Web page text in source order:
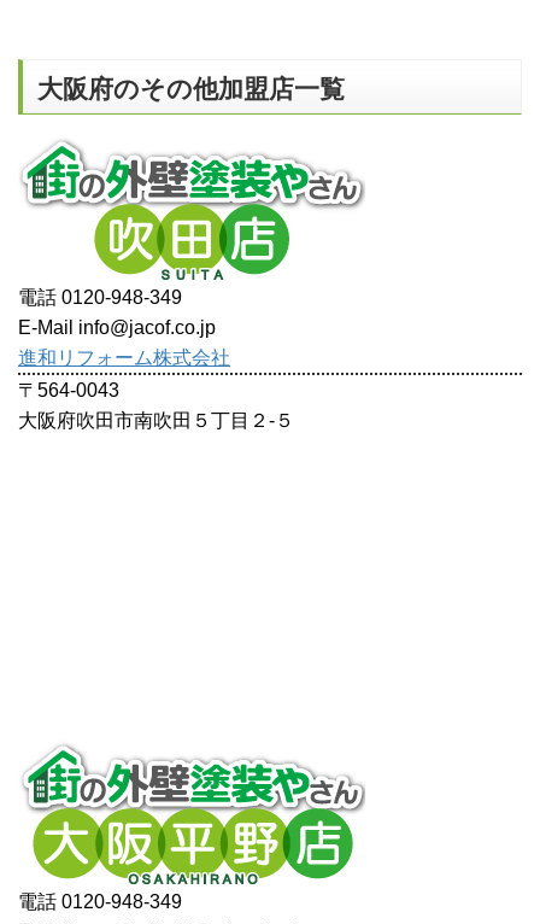
大阪府のその他加盟店一覧
電話 0120-948-349
E-Mail info@jacof.co.jp
進和リフォーム株式会社
〒564-0043
大阪府吹田市南吹田５丁目２-５
電話 0120-948-349